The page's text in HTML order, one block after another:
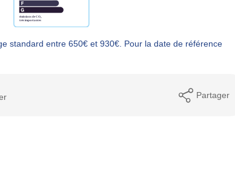
standard entre 650€ et 930€. Pour la date de référence
Partager